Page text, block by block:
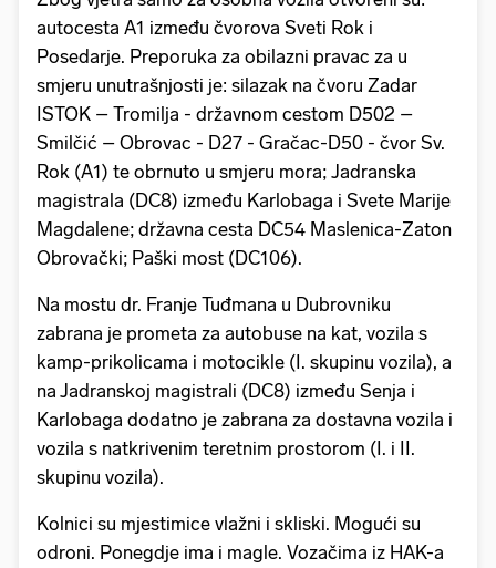
autocesta A1 između čvorova Sveti Rok i
Posedarje. Preporuka za obilazni pravac za u
smjeru unutrašnjosti je: silazak na čvoru Zadar
ISTOK – Tromilja - državnom cestom D502 –
Smilčić – Obrovac - D27 - Gračac-D50 - čvor Sv.
Rok (A1) te obrnuto u smjeru mora; Jadranska
magistrala (DC8) između Karlobaga i Svete Marije
Magdalene; državna cesta DC54 Maslenica-Zaton
Obrovački; Paški most (DC106).
Na mostu dr. Franje Tuđmana u Dubrovniku
zabrana je prometa za autobuse na kat, vozila s
kamp-prikolicama i motocikle (I. skupinu vozila), a
na Jadranskoj magistrali (DC8) između Senja i
Karlobaga dodatno je zabrana za dostavna vozila i
vozila s natkrivenim teretnim prostorom (I. i II.
skupinu vozila).
Kolnici su mjestimice vlažni i skliski. Mogući su
odroni. Ponegdje ima i magle. Vozačima iz HAK-a